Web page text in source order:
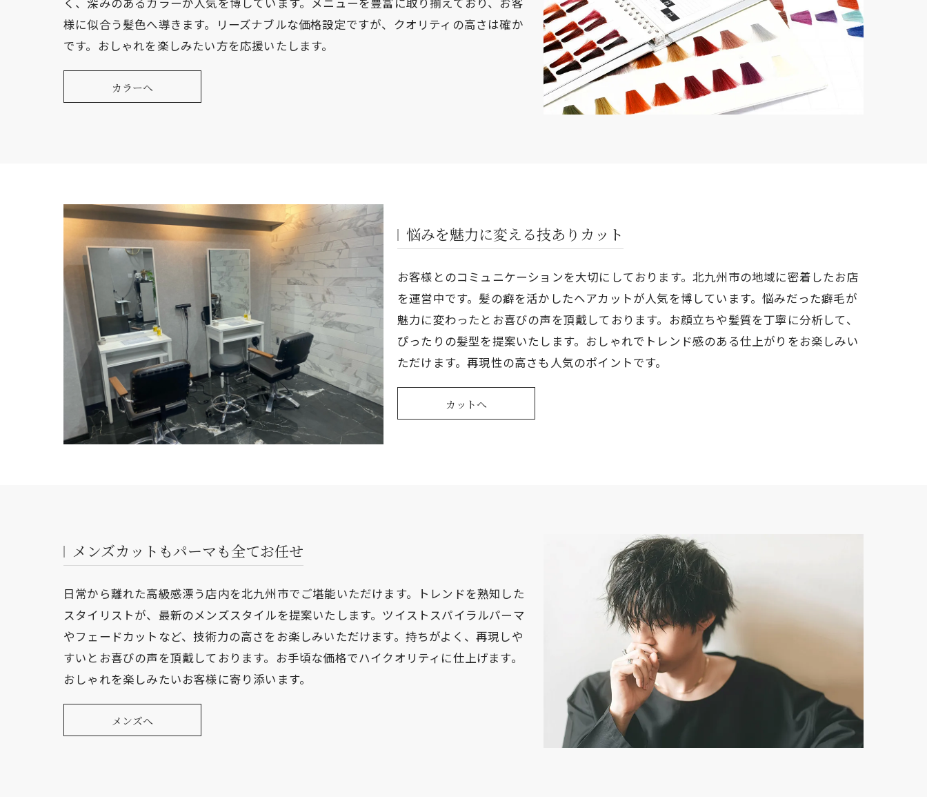
様に似合う髪色へ導きます。リーズナブルな価格設定ですが、クオリティの高さは確か
です。おしゃれを楽しみたい方を応援いたします。
カラーへ
悩みを魅力に変える技ありカット
お客様とのコミュニケーションを大切にしております。北九州市の地域に密着したお店
を運営中です。髪の癖を活かしたヘアカットが人気を博しています。悩みだった癖毛が
魅力に変わったとお喜びの声を頂戴しております。お顔立ちや髪質を丁寧に分析して、
ぴったりの髪型を提案いたします。おしゃれでトレンド感のある仕上がりをお楽しみい
ただけます。再現性の高さも人気のポイントです。
カットへ
メンズカットもパーマも全てお任せ
日常から離れた高級感漂う店内を北九州市でご堪能いただけます。トレンドを熟知した
スタイリストが、最新のメンズスタイルを提案いたします。ツイストスパイラルパーマ
やフェードカットなど、技術力の高さをお楽しみいただけます。持ちがよく、再現しや
すいとお喜びの声を頂戴しております。お手頃な価格でハイクオリティに仕上げます。
おしゃれを楽しみたいお客様に寄り添います。
メンズへ